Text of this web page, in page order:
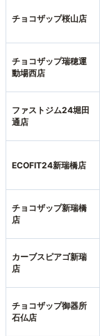
チョコザップ桜山店
チョコザップ瑞穂運
動場西店
ファストジム24堀田
通店
ECOFIT24新瑞橋店
チョコザップ新瑞橋
店
カーブスピアゴ新瑞
店
チョコザップ御器所
石仏店